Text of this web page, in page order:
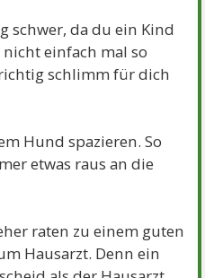
schwer, da du ein Kind
einfach mal so
schlimm für dich
Hund spazieren. So
etwas raus an die
raten zu einem guten
Hausarzt. Denn ein